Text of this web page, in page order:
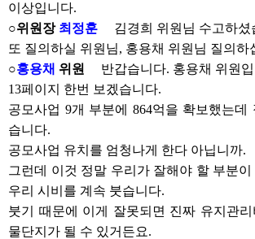
이상입니다.
○위원장 최정훈
김경희 위원님 수고하셨
또 질의하실 위원님, 홍용채 위원님 질의하
○홍용채 위원
반갑습니다. 홍용채 위원
13페이지 한번 보겠습니다.
공모사업 9개 부분에 864억을 확보했는데
습니다.
공모사업 유치를 엄청나게 한다 아닙니까.
그런데 이것 정말 우리가 잘해야 할 부분이
우리 시비를 계속 붓습니다.
붓기 때문에 이게 잘못되면 진짜 유지관
물단지가 될 수 있거든요.